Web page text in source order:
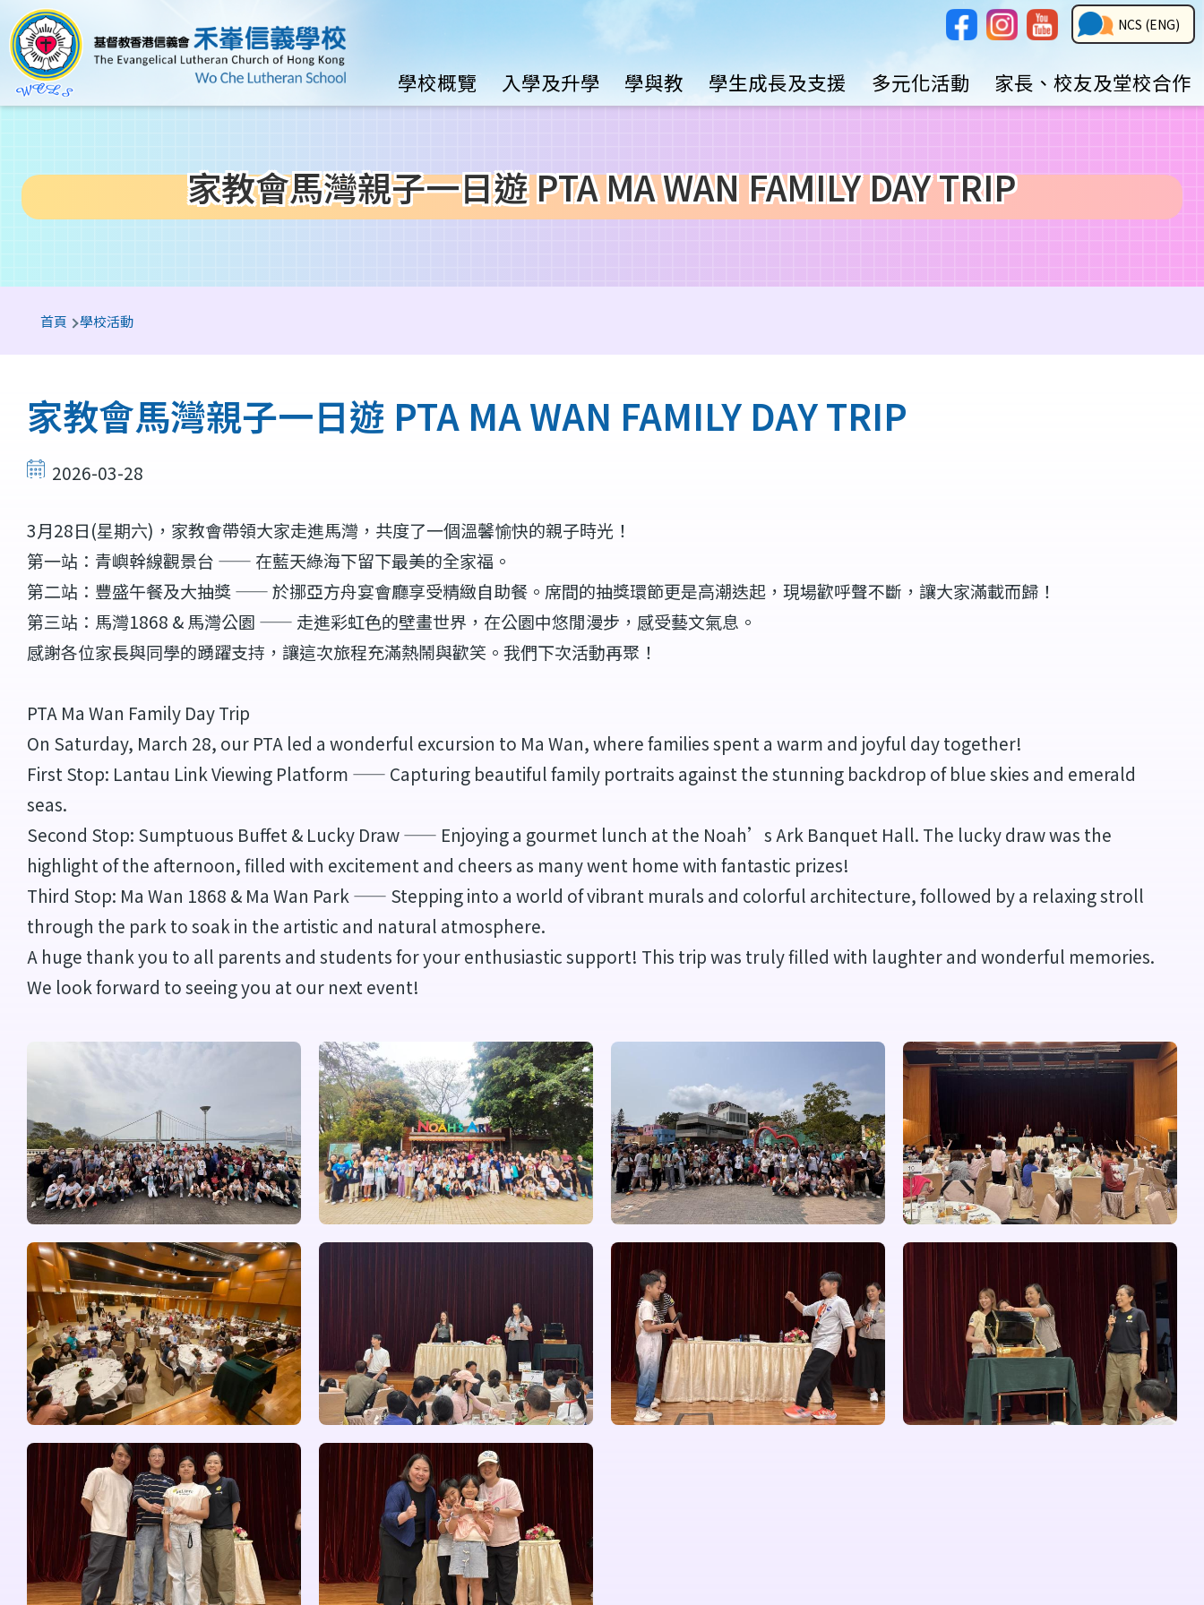
移至主內容
Social
Media
NCS
Button
NCS (ENG)
Main
navigation
學校概覽 入學及升學 學與教 學生成長及支援 多元化活動 家長、校友及堂校合作
家教會馬灣親子一日遊 PTA MA WAN FAMILY DAY TRIP
導
航
結
首頁 學校活動
家教會馬灣親子一日遊 PTA MA WAN FAMILY DAY TRIP
2026-03-28
3月28日(星期六)，家教會帶領大家走進馬灣，共度了一個溫馨愉快的親子時光！
第一站：青嶼幹線觀景台 —— 在藍天綠海下留下最美的全家福。
第二站：豐盛午餐及大抽獎 —— 於挪亞方舟宴會廳享受精緻自助餐。席間的抽獎環節更是高潮迭起，現場歡呼聲不斷，讓大家滿載而歸！
第三站：馬灣1868 & 馬灣公園 —— 走進彩虹色的壁畫世界，在公園中悠閒漫步，感受藝文氣息。
感謝各位家長與同學的踴躍支持，讓這次旅程充滿熱鬧與歡笑。我們下次活動再聚！
PTA Ma Wan Family Day Trip
On Saturday, March 28, our PTA led a wonderful excursion to Ma Wan, where families spent a warm and joyful day together!
First Stop: Lantau Link Viewing Platform —— Capturing beautiful family portraits against the stunning backdrop of blue skies and emerald
seas.
Second Stop: Sumptuous Buffet & Lucky Draw —— Enjoying a gourmet lunch at the Noah’s Ark Banquet Hall. The lucky draw was the
highlight of the afternoon, filled with excitement and cheers as many went home with fantastic prizes!
Third Stop: Ma Wan 1868 & Ma Wan Park —— Stepping into a world of vibrant murals and colorful architecture, followed by a relaxing stroll
through the park to soak in the artistic and natural atmosphere.
A huge thank you to all parents and students for your enthusiastic support! This trip was truly filled with laughter and wonderful memories.
We look forward to seeing you at our next event!